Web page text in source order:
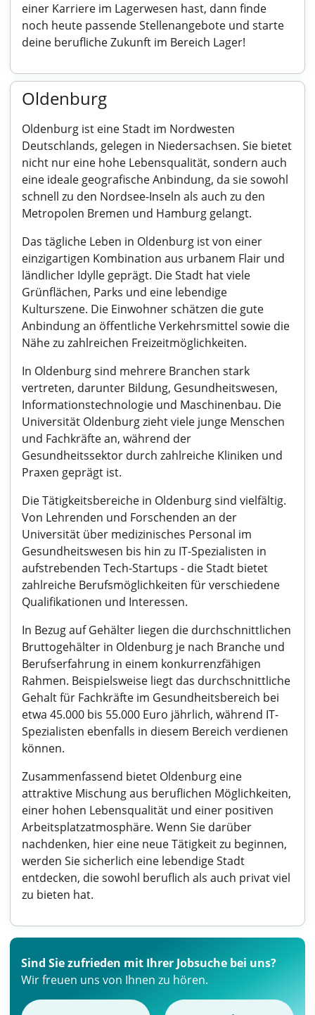
einer Karriere im Lagerwesen hast, dann finde
noch heute passende Stellenangebote und starte
deine berufliche Zukunft im Bereich Lager!
Oldenburg
Oldenburg ist eine Stadt im Nordwesten
Deutschlands, gelegen in Niedersachsen. Sie bietet
nicht nur eine hohe Lebensqualität, sondern auch
eine ideale geografische Anbindung, da sie sowohl
schnell zu den Nordsee-Inseln als auch zu den
Metropolen Bremen und Hamburg gelangt.
Das tägliche Leben in Oldenburg ist von einer
einzigartigen Kombination aus urbanem Flair und
ländlicher Idylle geprägt. Die Stadt hat viele
Grünflächen, Parks und eine lebendige
Kulturszene. Die Einwohner schätzen die gute
Anbindung an öffentliche Verkehrsmittel sowie die
Nähe zu zahlreichen Freizeitmöglichkeiten.
In Oldenburg sind mehrere Branchen stark
vertreten, darunter Bildung, Gesundheitswesen,
Informationstechnologie und Maschinenbau. Die
Universität Oldenburg zieht viele junge Menschen
und Fachkräfte an, während der
Gesundheitssektor durch zahlreiche Kliniken und
Praxen geprägt ist.
Die Tätigkeitsbereiche in Oldenburg sind vielfältig.
Von Lehrenden und Forschenden an der
Universität über medizinisches Personal im
Gesundheitswesen bis hin zu IT-Spezialisten in
aufstrebenden Tech-Startups - die Stadt bietet
zahlreiche Berufsmöglichkeiten für verschiedene
Qualifikationen und Interessen.
In Bezug auf Gehälter liegen die durchschnittlichen
Bruttogehälter in Oldenburg je nach Branche und
Berufserfahrung in einem konkurrenzfähigen
Rahmen. Beispielsweise liegt das durchschnittliche
Gehalt für Fachkräfte im Gesundheitsbereich bei
etwa 45.000 bis 55.000 Euro jährlich, während IT-
Spezialisten ebenfalls in diesem Bereich verdienen
können.
Zusammenfassend bietet Oldenburg eine
attraktive Mischung aus beruflichen Möglichkeiten,
einer hohen Lebensqualität und einer positiven
Arbeitsplatzatmosphäre. Wenn Sie darüber
nachdenken, hier eine neue Tätigkeit zu beginnen,
werden Sie sicherlich eine lebendige Stadt
entdecken, die sowohl beruflich als auch privat viel
zu bieten hat.
Sind Sie zufrieden mit Ihrer Jobsuche bei uns?
Wir freuen uns von Ihnen zu hören.